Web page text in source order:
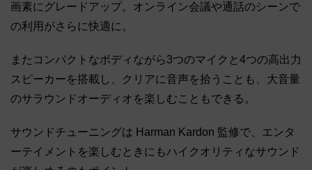
画素にグレードアップ。オンライン会議や通話のシーンで
の利用がさらに快適に。
またコンパクトなボディながら3つのマイクと4つの高出力
スピーカーを搭載し、クリアに音声を拾うことも、大音量
のサラウンドオーディオを楽しむこともできる。
サウンドチューニングは Harman Kardon 監修で、エンタ
ーテイメントを楽しむときにもハイクオリティなサウンド